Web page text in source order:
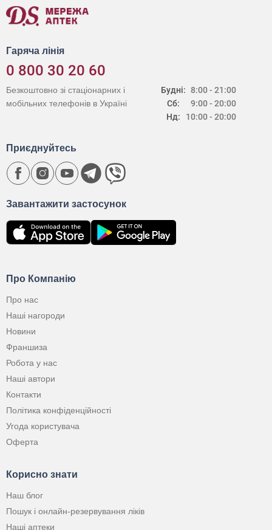
Гаряча лінія
0 800 30 20 60
Будні:
Сб:
Нд:
8:00 - 21:00
9:00 - 20:00
10:00 - 20:00
Безкоштовно зі стаціонарних і
мобільних телефонів в Україні
Про Компанію
Про нас
Наші нагороди
Новини
Франшиза
Робота у нас
Наші автори
Контакти
Політика конфіденційності
Угода користувача
Оферта
Корисно знати
Наш блог
Пошук і онлайн-резервування ліків
Наші аптеки
Завантажити застосунок
Приєднуйтесь